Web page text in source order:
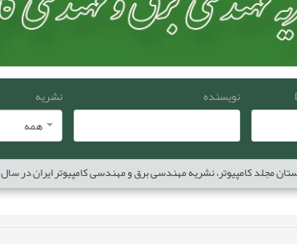
نویسنده
نشریه
همه
مجلد کامپیوتر، نشریه مهندسی برق و مهندسی کامپیوتر ایران در سال ۱۴۰۳